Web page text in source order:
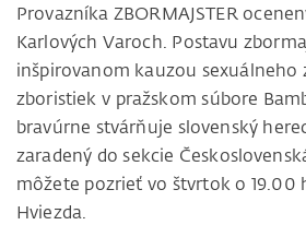
Provazníka ZBORMAJSTER
Karlových Varoch. Postavu
inšpirovanom kauzou sexuálneho
zboristiek v pražskom súbore
bravúrne stvárňuje slovenský
zaradený do sekcie
môžete pozrieť vo štvrtok o 19.00
Hviezda.